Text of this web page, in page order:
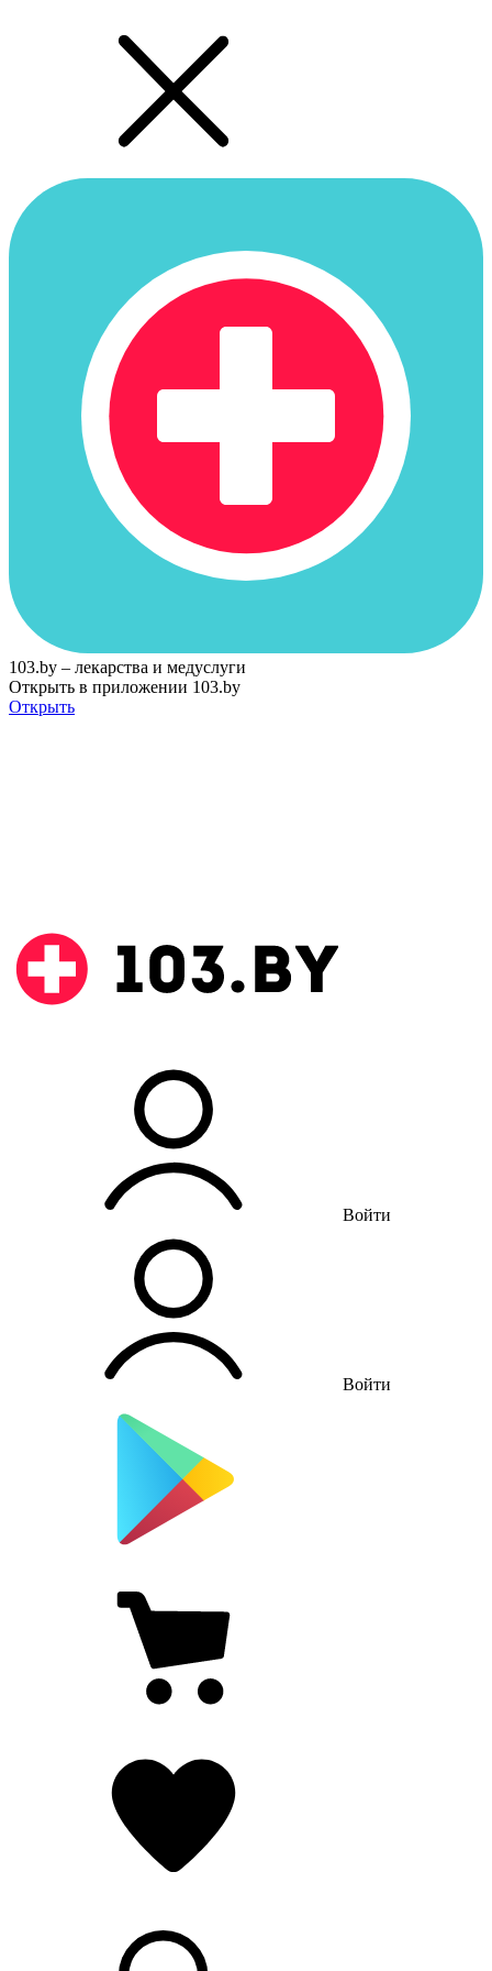
103.by – лекарства и медуслуги
Открыть в приложении 103.by
Открыть
Войти
Войти